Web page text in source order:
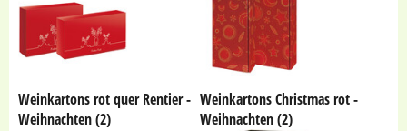
Weinkartons rot quer Rentier -
Weihnachten (2)
Weinkartons Christmas rot -
Weihnachten (2)